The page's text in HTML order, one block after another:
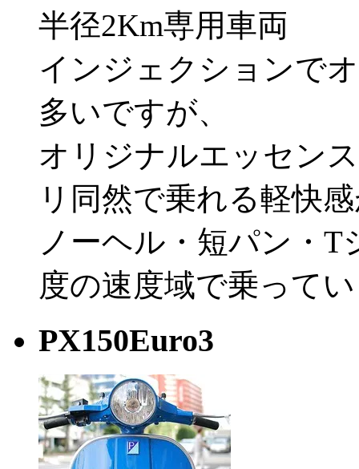
半径2Km専用車両
インジェクションで
多いですが、
オリジナルエッセン
リ同然で乗れる軽快
ノーヘル・短パン・
度の速度域で乗って
PX150Euro3